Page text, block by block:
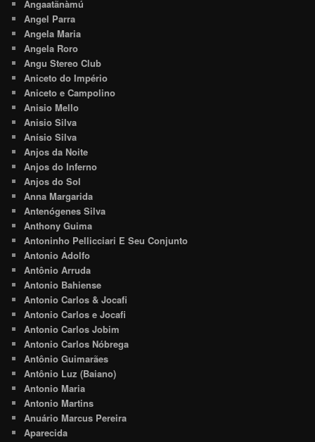
Angaatãnàmú
Angel Parra
Angela Maria
Angela Roro
Angu Stereo Club
Aniceto do Império
Aniceto e Campolino
Anisio Mello
Anisio Silva
Anísio Silva
Anjos da Noite
Anjos do Inferno
Anjos do Sol
Anna Margarida
Antenógenes Silva
Anthony Guima
Antoninho Pellicciari E Seu Conjunto
Antonio Adolfo
Antônio Arruda
Antonio Bahiense
Antonio Carlos & Jocafi
Antonio Carlos e Jocafi
Antonio Carlos Jobim
Antonio Carlos Nóbrega
Antônio Guimarães
Antônio Luz (Baiano)
Antonio Maria
Antonio Martins
Anuário Marcus Pereira
Aparecida